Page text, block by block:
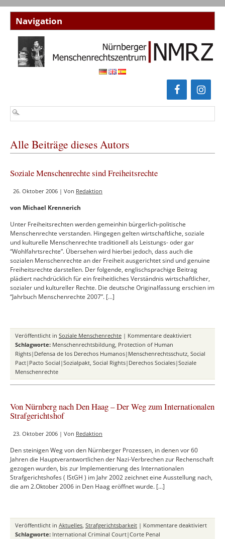
Alle Beiträge dieses Autors
Soziale Menschenrechte sind Freiheitsrechte
26. Oktober 2006 | Von Redaktion
von Michael Krennerich
Unter Freiheitsrechten werden gemeinhin bürgerlich-politische
Menschenrechte verstanden. Hingegen gelten wirtschaftliche, soziale
und kulturelle Menschenrechte traditionell als Leistungs- oder gar
“Wohlfahrtsrechte”. Übersehen wird hierbei jedoch, dass auch die
sozialen Menschenrechte an der Freiheit ausgerichtet sind und genuine
Freiheitsrechte darstellen. Der folgende, englischsprachige Beitrag
plädiert nachdrücklich für ein freiheitliches Verständnis wirtschaftlicher,
sozialer und kultureller Rechte. Die deutsche Originalfassung erschien im
“Jahrbuch Menschenrechte 2007”. […]
Veröffentlicht in Soziale Menschenrechte | Kommentare deaktiviertfür
sind
Schlagworte: Menschenrechtsbildung, Protection of Human
Rights|Defensa de los Derechos Humanos|Menschenrechtsschutz, Social
Pact|Pacto Social|Sozialpakt, Social Rights|Derechos Sociales|Soziale
Menschenrechte
Von Nürnberg nach Den Haag – Der Weg zum Internationalen
Strafgerichtshof
23. Oktober 2006 | Von Redaktion
Den steinigen Weg von den Nürnberger Prozessen, in denen vor 60
Jahren die Hauptverantwortlichen der Nazi-Verbrechen zur Rechenschaft
gezogen wurden, bis zur Implementierung des Internationalen
Strafgerichtshofes ( IStGH ) im Jahr 2002 zeichnet eine Ausstellung nach,
die am 2.Oktober 2006 in Den Haag eröffnet wurde. […]
Veröffentlicht in Aktuelles, Strafgerichtsbarkeit | Kommentare deaktiviertfür
Schlagworte: International Criminal Court|Corte Penal